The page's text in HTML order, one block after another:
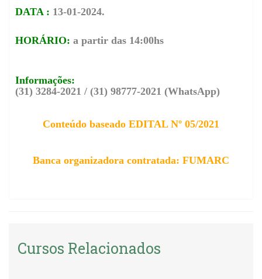
DATA : 13-01-2024.
HORÁRIO: a partir das 14:00hs
Informações:
(31) 3284-2021 / (31) 98777-2021 (WhatsApp)
Conteúdo baseado EDITAL Nº 05/2021
Banca organizadora contratada: FUMARC
Cursos Relacionados